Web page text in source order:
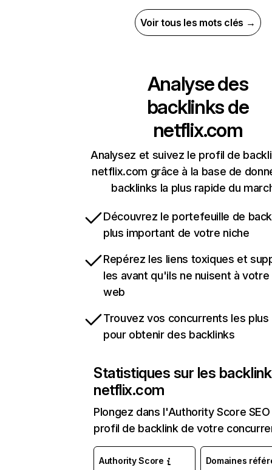
Voir tous les mots clés →
Analyse des
backlinks de
netflix.com
Analysez et suivez le profil de
netflix.com grâce à la base de
backlinks la plus rapide du
Découvrez le portefeuille de
plus important de votre niche
Repérez les liens toxiques et
les avant qu'ils ne nuisent à
web
Trouvez vos concurrents les
pour obtenir des backlinks
Statistiques sur les
netflix.com
Plongez dans l'Authority Score
profil de backlink de votre
Authority Score Domaines